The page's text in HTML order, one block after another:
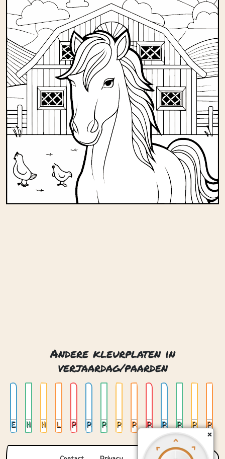
Andere kleurplaten in
verjaardag/paarden
Eenvoudig paardenhoofd Hoofd van een paard Hoofden van paard en veulen Leuke kleine pony Paard 02 Paard en wagen 01 Paard en wagen 02 Paard in de wei 01 Paard in de wei 02 Paard met een veulen 01 Paard met een veulen 02 Paard op achterpoten Paard op de boerderij 01 Paard op de boerderij 02
×